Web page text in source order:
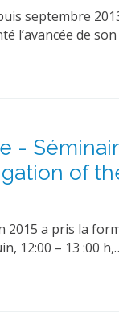
septembre
l’avancée de
-
of
2015 a pris la
12:00 – 13 :00